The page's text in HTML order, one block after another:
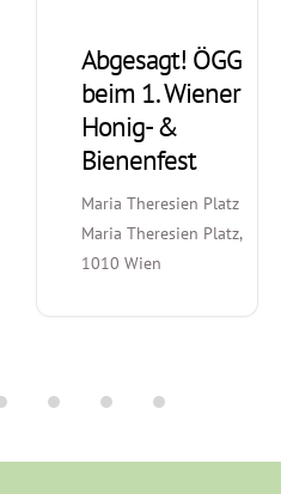
Abgesagt! ÖGG
beim 1. Wiener
Honig- &
Bienenfest
Maria Theresien Platz
Maria Theresien Platz,
1010 Wien